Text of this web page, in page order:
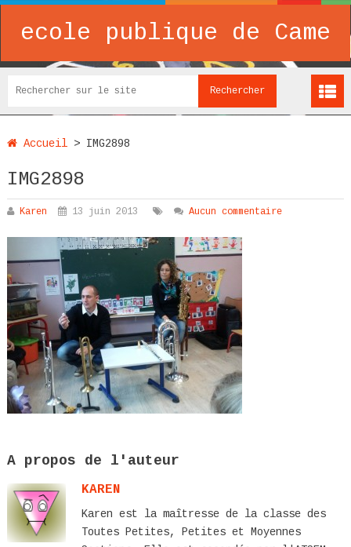
ecole publique de Came
Accueil> IMG2898
IMG2898
Karen 13 juin 2013 Aucun commentaire
A propos de l'auteur
KAREN
Karen est la maîtresse de la classe des
Toutes Petites, Petites et Moyennes